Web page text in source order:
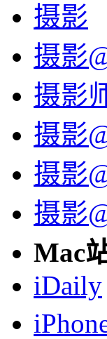
摄影
摄影
摄影
摄影
摄影
摄影
Mac
iDaily